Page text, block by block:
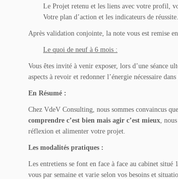
Le Projet retenu et les liens avec votre profil,
Votre plan d’action et les indicateurs de réussite.
Après validation conjointe, la note vous est remise
Le quoi de neuf à 6 mois :
Vous êtes invité à venir exposer, lors d’une séance
aspects à revoir et redonner l’énergie nécessaire
En Résumé :
Chez VdeV Consulting, nous sommes convaincus que
comprendre c’est bien mais agir c’est mieux,
réflexion et alimenter votre projet.
Les modalités pratiques :
Les entretiens se font en face à face au cabinet
vous par semaine et varie selon vos besoins et